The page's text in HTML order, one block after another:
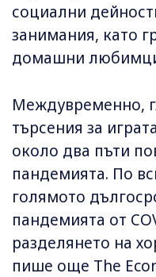
социални
занимания, като
домашни
Междувременно,
търсения за
около два пъти
пандемията. По
голямото
пандемията от
разделянето на
пише още The